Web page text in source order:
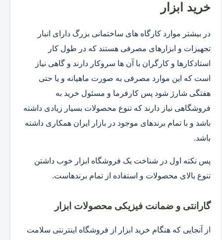
خرید ابزار
در بیشتر موارد کارگاه های ساختمانی بزرگ دارای انبار
تجهیزات و ابزارهای مصرفی هستند که در طول کار
استادکارها و کارگران با آن ها سروکار دارند و گاهی نیاز
است که این موارد مصرفی به صورت ماهیانه و یا حتی
هفتگی شارژ شود پس کارفرما و مسئول خرید به
فروشگاهی نیاز دارند که تنوع محصولات بسیار زیادی داشته
باشد و با تمام برندهای موجود در بازار ایران همکاری داشته
باشد.
پس نکته اول در شناخت یک فروشگاه ابزار خوب داشتن
تنوع بالای محصولات و استفاده از تمام برندهاست.
گارانتی و ضمانت فیزیکی محصولات ابزار
از آنجایی که هنگام خرید ابزار از فروشگاه اینترنتی سلامت